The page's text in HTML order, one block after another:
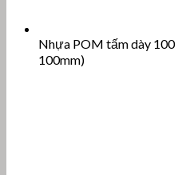
Nhựa POM tấm dày 100
100mm)